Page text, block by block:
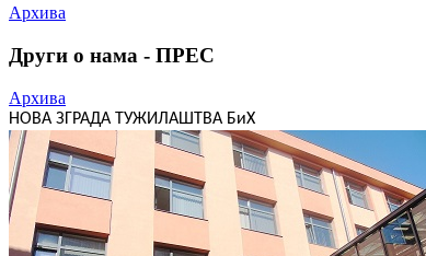
Архива
Други о нама - ПРЕС
Архива
НОВА ЗГРАДА ТУЖИЛАШТВА БиХ